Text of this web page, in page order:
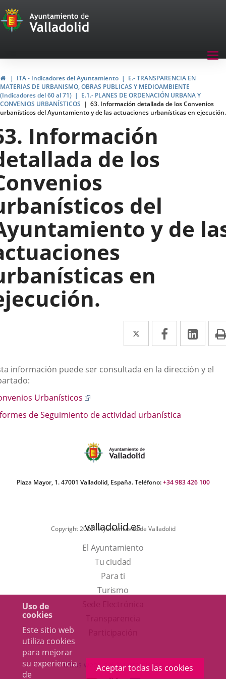
Uso de
cookies
Este sitio web
utiliza cookies
para mejorar
su experiencia
de
Aceptar todas las cookies
Transparencia
Menu
Transparencia
InicioITA - Indicadores del Ayuntamiento
E.- TRANSPARENCIA EN
MATERIAS DE URBANISMO, OBRAS PUBLICAS Y MEDIOAMBIENTE
(Indicadores del 60 al 71)
E.1.- PLANES DE ORDENACIÓN URBANA Y
CONVENIOS URBANÍSTICOS
63. Información detallada de los Convenios
urbanísticos del Ayuntamiento y de las actuaciones urbanísticas en ejecución.
Información
de los
del
y de
en
Twitter
Enlace
a
una
Facebook
Enlace
a
una
a
una
información puede ser consultada en la dirección y el
Urbanísticos
una
externa.
de Seguimiento de actividad urbanística
Plaza Mayor, 1. 47001 Valladolid, España. Teléfono:+34 983 426 100
Copyright 2025 - Ayuntamiento de Valladolid
valladolid.es
El Ayuntamiento
Tu ciudad
Para ti
TurismoEste
una
ventana
externa.
Otras webs del Ayuntamiento